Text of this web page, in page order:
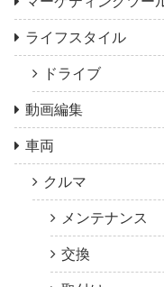
ライフスタイル
ドライブ
動画編集
車両
クルマ
メンテナンス
交換